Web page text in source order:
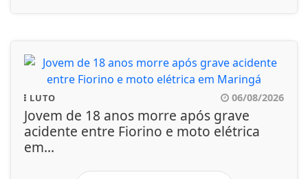
LUTO 06/08/2026
Jovem de 18 anos morre após grave
acidente entre Fiorino e moto elétrica
em...